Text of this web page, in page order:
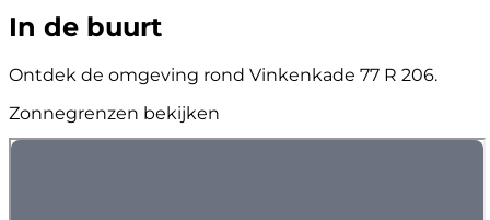
In de buurt
Ontdek de omgeving rond Vinkenkade 77 R 206.
Zonnegrenzen bekijken